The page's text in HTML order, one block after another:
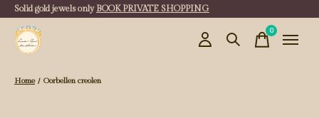
Solid gold jewels only BOOK PRIVATE SHOPPING
0items
Home / Oorbellen creolen